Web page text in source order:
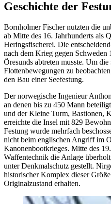
Geschichte der
Bornholmer Fischer nutzten die
ab Mitte des 16. Jahrhunderts als
Heringsfischerei. Die
nach dem Krieg gegen Schweden
Öresunds abtreten musste. Um die
Flottenbewegungen zu
den Bau einer Seefestung.
Der norwegische Ingenieur
an denen bis zu 450 Mann
und der Kleine Turm, Bastionen,
erreichte die Insel mit 829
Festung wurde mehrfach
nicht beim englischen Angriff im
Kanonenbootkrieges. Mitte des
Waffentechnik die Anlage
unter Denkmalschutz gestellt.
historischer Komplex dieser
Originalzustand erhalten.